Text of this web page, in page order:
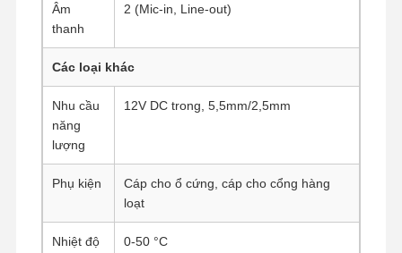
Máy tính mini công nghiệp
NAS Mini PC
Celeron Mini PC
Máy tính mini văn phòng
Âm
thanh
2 (Mic-in, Line-out)
Các loại khác
Nhu cầu
năng
lượng
12V DC trong, 5,5mm/2,5mm
Phụ kiện
Cáp cho ổ cứng, cáp cho cổng hàng
loạt
Nhiệt độ 0-50 °C